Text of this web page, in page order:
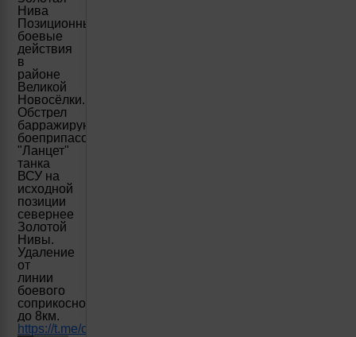
Нива
Позиционные
боевые
действия
в
районе
Великой
Новосёлки.
Обстрел
барражирующим
боеприпасом
"Ланцет"
танка
ВСУ на
исходной
позиции
севернее
Золотой
Нивы.
Удаление
от
линии
боевого
соприкосновения
до 8км.
https://t.me/creamy_caprice/4603